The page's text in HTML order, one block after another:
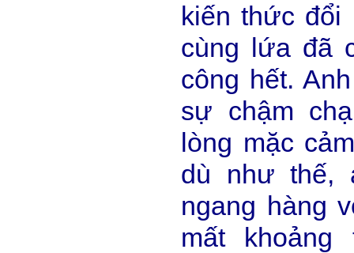
kiến thức đổi
cùng lứa đã
công hết.
sự chậm
lòng mặc
dù như thế,
ngang hàng
mất